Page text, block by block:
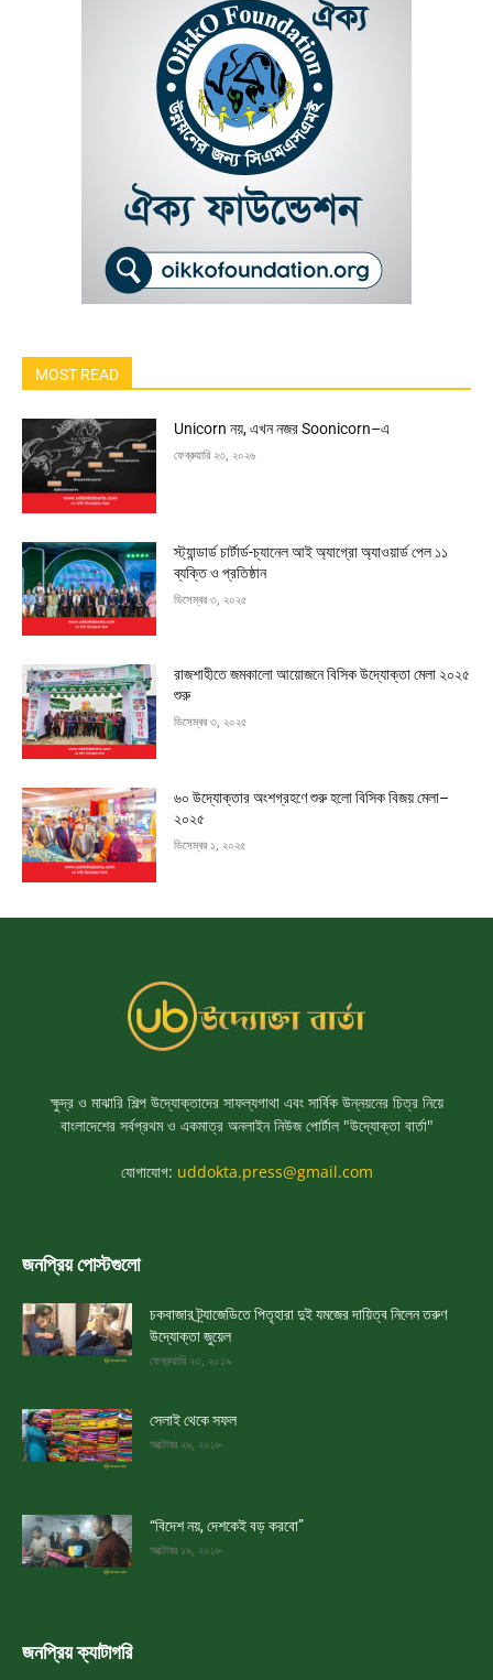
MOST READ
Unicorn নয়, এখন নজর Soonicorn–এ
ফেব্রুয়ারি ২৩, ২০২৬
স্ট্যান্ডার্ড চার্টার্ড-চ্যানেল আই অ্যাগ্রো অ্যাওয়ার্ড পেল ১১
ব্যক্তি ও প্রতিষ্ঠান
ডিসেম্বর ৩, ২০২৫
রাজশাহীতে জমকালো আয়োজনে বিসিক উদ্যোক্তা মেলা ২০২৫
শুরু
ডিসেম্বর ৩, ২০২৫
৬০ উদ্যোক্তার অংশগ্রহণে শুরু হলো বিসিক বিজয় মেলা–
২০২৫
ডিসেম্বর ১, ২০২৫
ক্ষুদ্র ও মাঝারি শিল্প উদ্যোক্তাদের সাফল্যগাথা এবং সার্বিক উন্নয়নের চিত্র নিয়ে
বাংলাদেশের সর্বপ্রথম ও একমাত্র অনলাইন নিউজ পোর্টাল "উদ্যোক্তা বার্তা"
যোগাযোগ: uddokta.press@gmail.com
জনপ্রিয় পোস্টগুলো
চকবাজার ট্র্যাজেডিতে পিতৃহারা দুই যমজের দায়িত্ব নিলেন তরুণ
উদ্যোক্তা জুয়েল
ফেব্রুয়ারি ২৩, ২০১৯
সেলাই থেকে সফল
অক্টোবর ২৯, ২০১৮
“বিদেশ নয়, দেশকেই বড় করবো”
অক্টোবর ১৯, ২০১৮
জনপ্রিয় ক্যাটাগরি